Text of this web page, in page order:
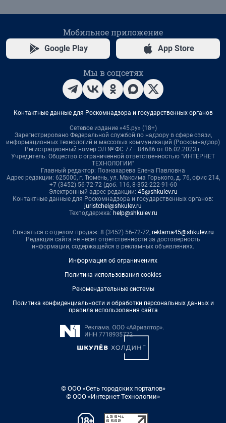
Мобильное приложение
Google Play App Store
Мы в соцсетях
Контактные данные для Роскомнадзора и государственных органов
Сетевое издание «45.ру» (18+)
Зарегистрировано Федеральной службой по надзору в сфере связи,
информационных технологий и массовых коммуникаций (Роскомнадзор)
Регистрационный номер ЭЛ № ФС 77– 84686 от 06.02.2023 г.
Учредитель: Общество с ограниченной ответственностью "ИНТЕРНЕТ
ТЕХНОЛОГИИ"
Главный редактор: Познахарева Елена Павловна
Адрес редакции: 625000, г. Тюмень, ул. Максима Горького, д. 76, офис 214,
+7 (3452) 56-72-72 (доб. 116, 8-352-222-91-60
Электронный адрес редакции: 45@shkulev.ru
Контактные данные для Роскомнадзора и государственных органов:
juristchel@shkulev.ru
Техподдержка: help@shkulev.ru
Связаться с отделом продаж: 8 (3452) 56-72-72, reklama45@shkulev.ru
Редакция сайта не несет ответственности за достоверность
информации, содержащейся в рекламных объявлениях.
Информация об ограничениях
Политика использования cookies
Рекомендательные системы
Политика конфиденциальности и обработки персональных данных и
правила использования сайта
© ООО «Сеть городских порталов»
© ООО «Интернет Технологии»